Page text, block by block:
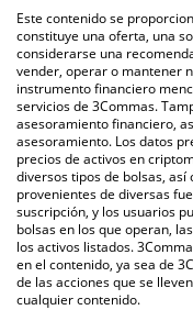
También puedes utilizar
Raccoon que se
de Recon Raccoon en
criptomonedas.
otras.
Este contenido se
constituye una oferta, una
considerarse una
vender, operar o mantener
instrumento financiero
servicios de 3Commas.
asesoramiento financiero,
asesoramiento. Los datos
precios de activos en
diversos tipos de bolsas,
provenientes de diversas
suscripción, y los usuarios
bolsas en los que operan,
los activos listados.
en el contenido, ya sea de
de las acciones que se
cualquier contenido.